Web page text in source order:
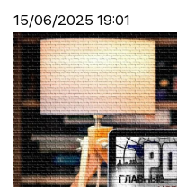
15/06/2025 19:01